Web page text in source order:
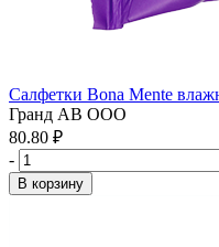
Салфетки Bona Mente
Гранд АВ ООО
80.80 ₽
-
В корзину